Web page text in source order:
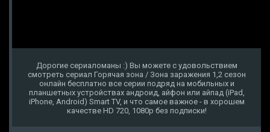
Дорогие сериаломаны :) Вы можете с удовольствием
смотреть сериал Горячая зона / Зона заражения 1,2 сезон
онлайн бесплатно все серии подряд на мобильных и
планшетных устройствах андроид, айфон или айпад (iPad,
iPhone, Android) Smart TV, и что самое важное - в хорошем
качестве HD 720, 1080p без подписки!